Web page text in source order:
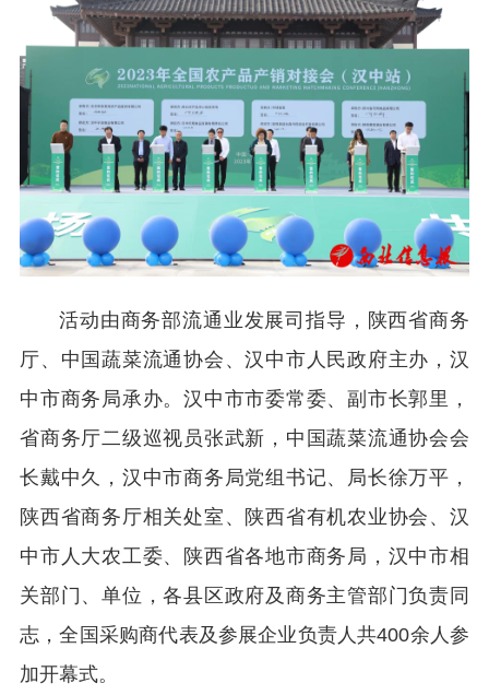
活动由商务部流通业发展司指导，陕西省商务
厅、中国蔬菜流通协会、汉中市人民政府主办，汉
中市商务局承办。汉中市市委常委、副市长郭里，
省商务厅二级巡视员张武新，中国蔬菜流通协会会
长戴中久，汉中市商务局党组书记、局长徐万平，
陕西省商务厅相关处室、陕西省有机农业协会、汉
中市人大农工委、陕西省各地市商务局，汉中市相
关部门、单位，各县区政府及商务主管部门负责同
志，全国采购商代表及参展企业负责人共400余人参
加开幕式。